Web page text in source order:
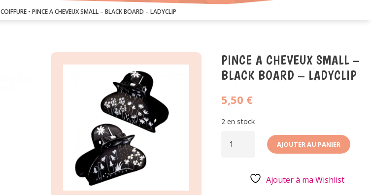
COIFFURE• PINCE A CHEVEUX SMALL – BLACK BOARD – LADYCLIP
PINCE A CHEVEUX SMALL –
BLACK BOARD – LADYCLIP
5,50 €
2 en stock
DE
PINCE AJOUTER AU PANIER
Ajouter à ma Wishlist